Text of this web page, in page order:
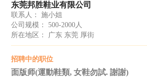
东莞邦胜鞋业有限公司
联系人： 施小姐
公司规模： 500-2000人
所在地区： 广东 东莞 厚街
招聘中的职位
面版师(運動鞋類, 女鞋勿試. 謝謝)